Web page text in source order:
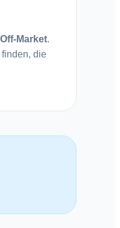
Off-Market.
die